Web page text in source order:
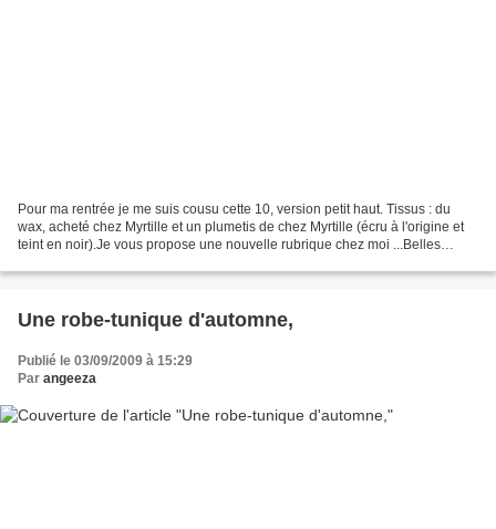
Pour ma rentrée je me suis cousu cette 10, version petit haut. Tissus : du
wax, acheté chez Myrtille et un plumetis de chez Myrtille (écru à l'origine et
teint en noir).Je vous propose une nouvelle rubrique chez moi ...Belles
Une robe-tunique d'automne,
Publié le 03/09/2009 à 15:29
Par angeeza